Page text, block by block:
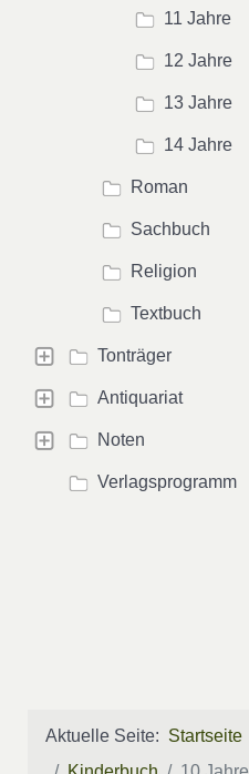
11 Jahre
12 Jahre
13 Jahre
14 Jahre
Roman
Sachbuch
Religion
Textbuch
Tonträger
Antiquariat
Noten
Verlagsprogramm
Aktuelle Seite: Startseite